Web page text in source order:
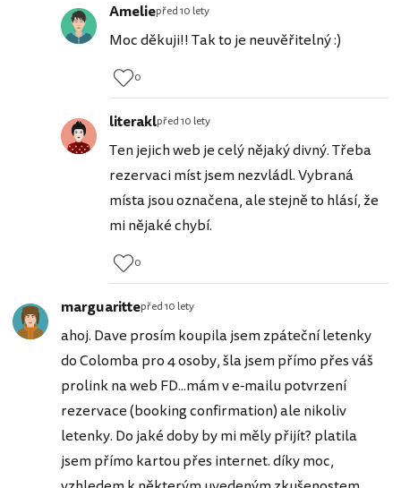
Ameliepřed 10 lety
Moc děkuji!! Tak to je neuvěřitelný :)
0
literaklpřed 10 lety
Ten jejich web je celý nějaký divný. Třeba
rezervaci míst jsem nezvládl. Vybraná
místa jsou označena, ale stejně to hlásí, že
mi nějaké chybí.
0
marguarittepřed 10 lety
ahoj. Dave prosím koupila jsem zpáteční letenky
do Colomba pro 4 osoby, šla jsem přímo přes váš
prolink na web FD...mám v e-mailu potvrzení
rezervace (booking confirmation) ale nikoliv
letenky. Do jaké doby by mi měly přijít? platila
jsem přímo kartou přes internet. díky moc,